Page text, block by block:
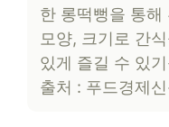
한 롱떡뻥을 통
모양, 크기로 간
있게 즐길 수 있
출처 : 푸드경제